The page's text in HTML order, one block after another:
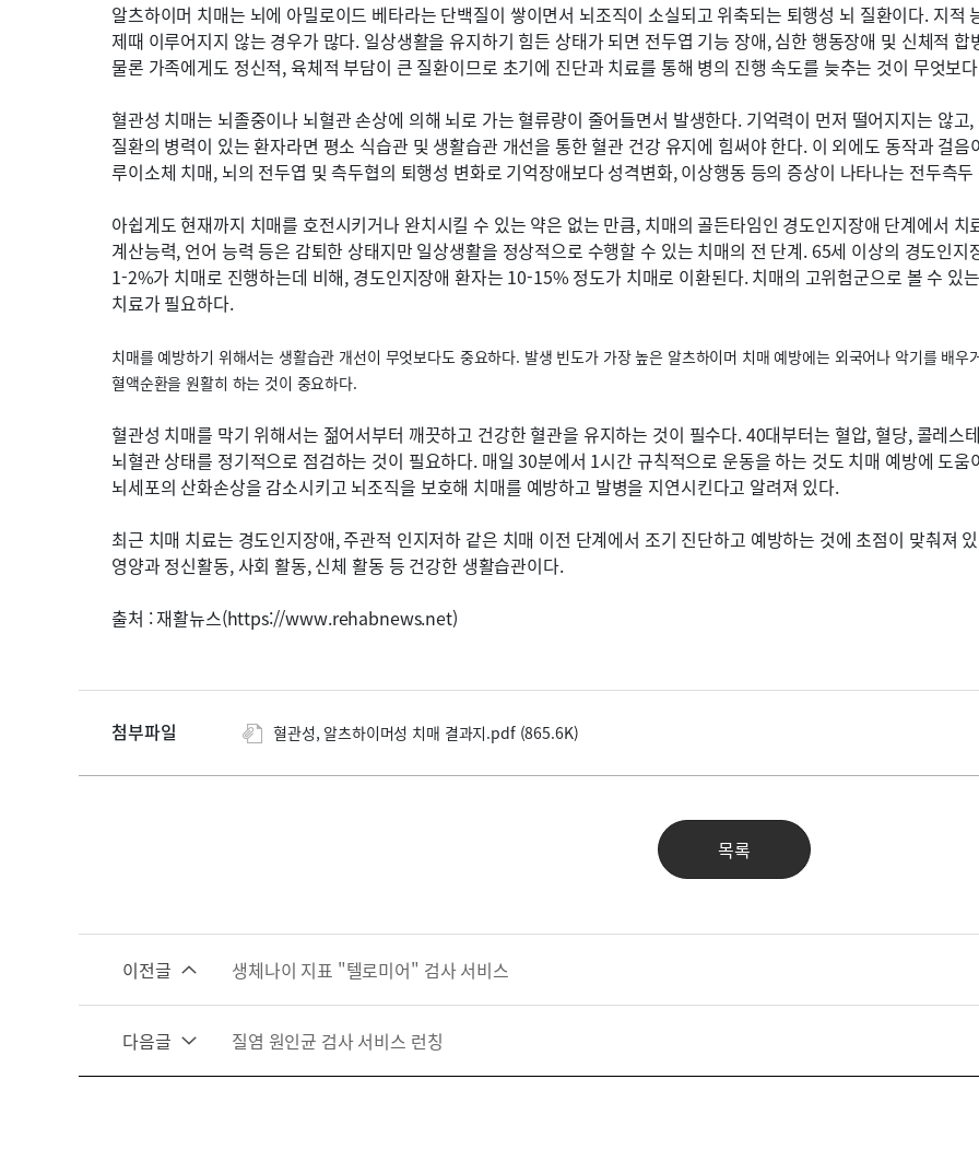
알츠하이머 치매는 뇌에 아밀로이드 베타라는 단백질이 쌓이면서 뇌조직이 소실되고 위축되는 퇴행성 뇌 질환이다. 지
제때 이루어지지 않는 경우가 많다. 일상생활을 유지하기 힘든 상태가 되면 전두엽 기능 장애, 심한 행동장애 및 신체적
물론 가족에게도 정신적, 육체적 부담이 큰 질환이므로 초기에 진단과 치료를 통해 병의 진행 속도를 늦추는 것이 무엇보
혈관성 치매는 뇌졸중이나 뇌혈관 손상에 의해 뇌로 가는 혈류량이 줄어들면서 발생한다. 기억력이 먼저 떨어지지는 않
질환의 병력이 있는 환자라면 평소 식습관 및 생활습관 개선을 통한 혈관 건강 유지에 힘써야 한다. 이 외에도 동작과 걸
루이소체 치매, 뇌의 전두엽 및 측두협의 퇴행성 변화로 기억장애보다 성격변화, 이상행동 등의 증상이 나타나는 전두측
아쉽게도 현재까지 치매를 호전시키거나 완치시킬 수 있는 약은 없는 만큼, 치매의 골든타임인 경도인지장애 단계에서
계산능력, 언어 능력 등은 감퇴한 상태지만 일상생활을 정상적으로 수행할 수 있는 치매의 전 단계. 65세 이상의 경도인
1-2%가 치매로 진행하는데 비해, 경도인지장애 환자는 10-15% 정도가 치매로 이환된다. 치매의 고위험군으로 볼 수 있
치료가 필요하다.
치매를 예방하기 위해서는 생활습관 개선이 무엇보다도 중요하다. 발생 빈도가 가장 높은 알츠하이머 치매 예방에는 외국어나 악기를 배
혈액순환을 원활히 하는 것이 중요하다.
혈관성 치매를 막기 위해서는 젊어서부터 깨끗하고 건강한 혈관을 유지하는 것이 필수다. 40대부터는 혈압, 혈당, 콜레스
뇌혈관 상태를 정기적으로 점검하는 것이 필요하다. 매일 30분에서 1시간 규칙적으로 운동을 하는 것도 치매 예방에 도
뇌세포의 산화손상을 감소시키고 뇌조직을 보호해 치매를 예방하고 발병을 지연시킨다고 알려져 있다.
최근 치매 치료는 경도인지장애, 주관적 인지저하 같은 치매 이전 단계에서 조기 진단하고 예방하는 것에 초점이 맞춰져
영양과 정신활동, 사회 활동, 신체 활동 등 건강한 생활습관이다.
출처 : 재활뉴스(https://www.rehabnews.net)
첨부파일 혈관성, 알츠하이머성 치매 결과지.pdf (865.6K)
목록
이전글 생체나이 지표 "텔로미어" 검사 서비스
다음글 질염 원인균 검사 서비스 런칭